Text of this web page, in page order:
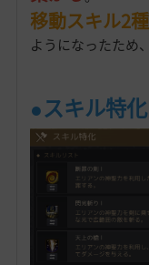
移動スキル2
ようになったため
●スキル特